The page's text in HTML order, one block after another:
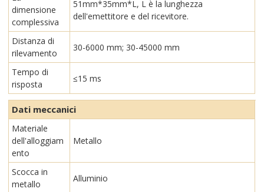
dimensione
complessiva
51mm*35mm*L, L è la lunghezza
dell'emettitore e del ricevitore.
Distanza di
rilevamento
30-6000 mm; 30-45000 mm
Tempo di
risposta
≤15 ms
Dati meccanici
Materiale
dell'alloggiam
ento
Metallo
Scocca in
metallo
Alluminio